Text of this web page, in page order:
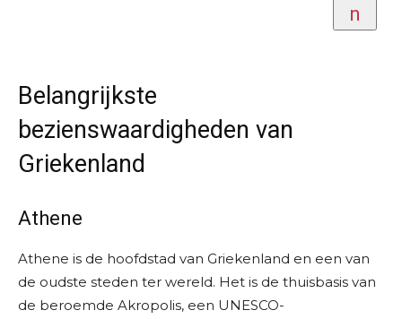
n
Belangrijkste
bezienswaardigheden van
Griekenland
Athene
Athene is de hoofdstad van Griekenland en een van
de oudste steden ter wereld. Het is de thuisbasis van
de beroemde Akropolis, een UNESCO-